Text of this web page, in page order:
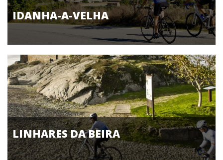
IDANHA-A-VELHA
LINHARES DA BEIRA